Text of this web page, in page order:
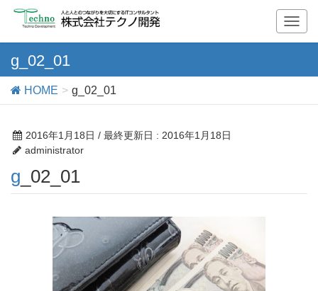
T
a
g_02_01
HOME g_02_01
2016年1月18日 / 最終更新日 : 2016年1月18日
administrator
g_02_01